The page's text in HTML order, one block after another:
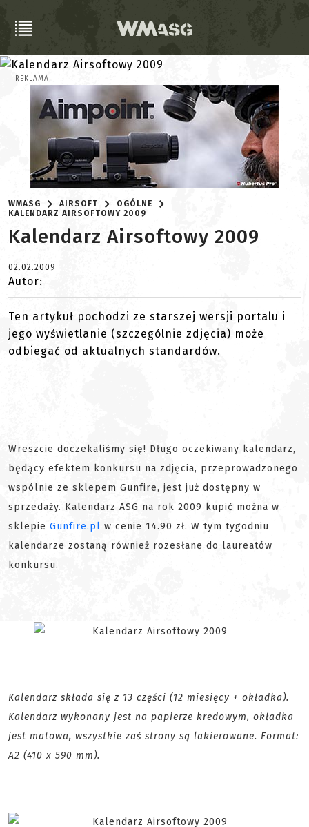
REKLAMA
WMASG AIRSOFT
OGÓLNE
KALENDARZ AIRSOFTOWY 2009
Kalendarz Airsoftowy 2009
02.02.2009
Autor:
Ten artykuł pochodzi ze starszej wersji portalu i
jego wyświetlanie (szczególnie zdjęcia) może
odbiegać od aktualnych standardów.
Wreszcie doczekaliśmy się! Długo oczekiwany kalendarz,
będący efektem konkursu na zdjęcia, przeprowadzonego
wspólnie ze sklepem Gunfire, jest już dostępny w
sprzedaży. Kalendarz ASG na rok 2009 kupić można w
sklepie Gunfire.pl w cenie 14.90 zł. W tym tygodniu
kalendarze zostaną również rozesłane do laureatów
konkursu.
Kalendarz składa się z 13 części (12 miesięcy + okładka).
Kalendarz wykonany jest na papierze kredowym, okładka
jest matowa, wszystkie zaś strony są lakierowane. Format:
A2 (410 x 590 mm).